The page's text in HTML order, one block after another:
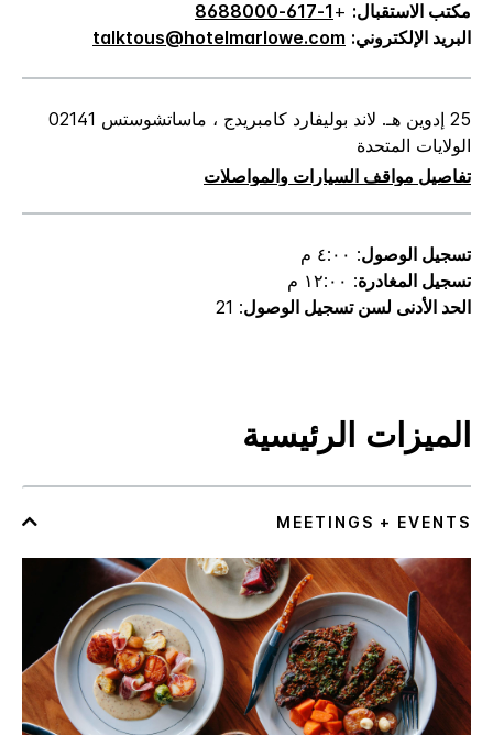
مكتب الاستقبال: +
1-617-8688000
البريد الإلكتروني: talktous@hotelmarlowe.com
25 إدوين هـ. لاند بوليفارد كامبريدج ، ماساتشوستس 02141
الولايات المتحدة
تفاصيل مواقف السيارات والمواصلات
تسجيل الوصول: ٤:٠٠ م
تسجيل المغادرة: ١٢:٠٠ م
الحد الأدنى لسن تسجيل الوصول: 21
الميزات الرئيسية